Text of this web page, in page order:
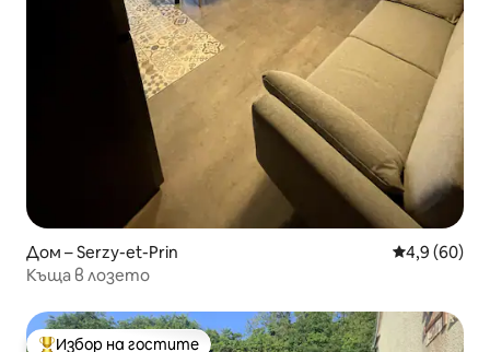
Дом – Serzy-et-Prin Средна
4,9 (60)
Къща в лозето
Избор на гостите